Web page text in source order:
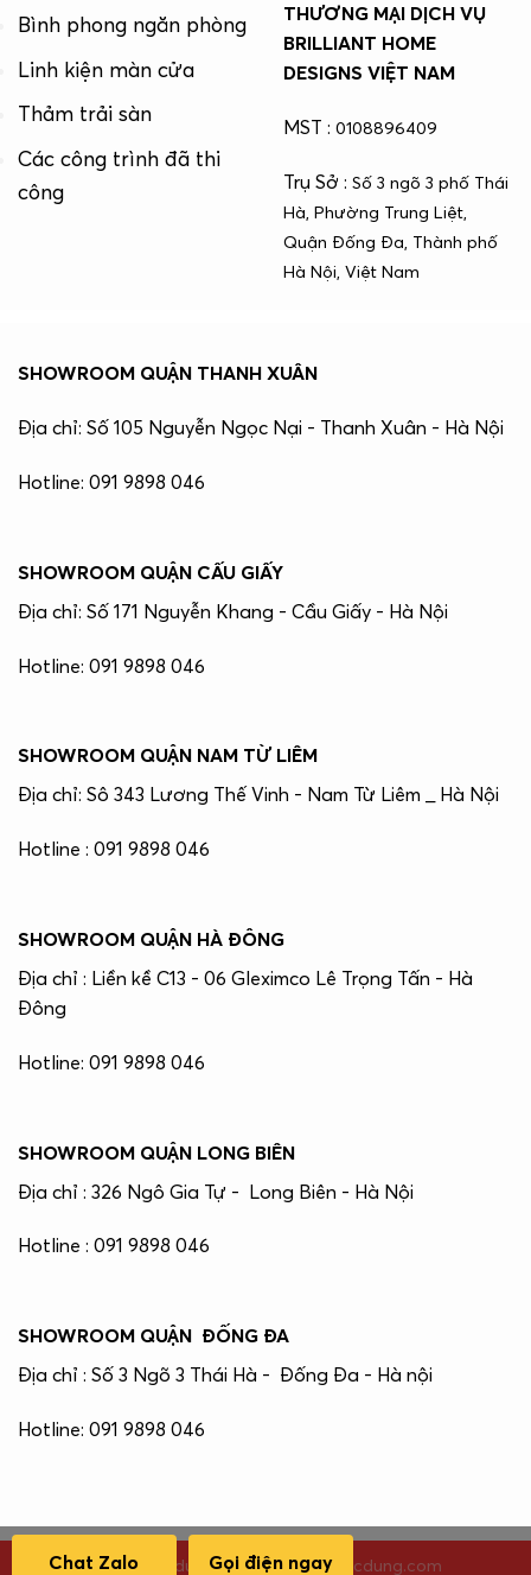
Bình phong ngăn phòng
Linh kiện màn cửa
Thảm trải sàn
Các công trình đã thi
công
THƯƠNG MẠI DỊCH VỤ
BRILLIANT HOME
DESIGNS VIỆT NAM
MST : 0108896409
Trụ Sở : Số 3 ngõ 3 phố Thái
Hà, Phường Trung Liệt,
Quận Đống Đa, Thành phố
Hà Nội, Việt Nam
SHOWROOM QUẬN THANH XUÂN
Địa chỉ: Số 105 Nguyễn Ngọc Nại - Thanh Xuân - Hà Nội
Hotline: 091 9898 046
SHOWROOM QUẬN CẤU GIẤY
Địa chỉ: Số 171 Nguyễn Khang - Cầu Giấy - Hà Nội
Hotline: 091 9898 046
SHOWROOM QUẬN NAM TỪ LIÊM
Địa chỉ: Sô 343 Lương Thế Vinh - Nam Từ Liêm _ Hà Nội
Hotline : 091 9898 046
SHOWROOM QUẬN HÀ ĐÔNG
Địa chỉ : Liền kề C13 - 06 Gleximco Lê Trọng Tấn - Hà
Đông
Hotline: 091 9898 046
SHOWROOM QUẬN LONG BIÊN
Địa chỉ : 326 Ngô Gia Tự - Long Biên - Hà Nội
Hotline : 091 9898 046
SHOWROOM QUẬN ĐỐNG ĐA
Địa chỉ : Số 3 Ngõ 3 Thái Hà - Đống Đa - Hà nội
Hotline: 091 9898 046
Thiết kế & duy trì bởi remcuangocdung.com
Chat Zalo Gọi điện ngay